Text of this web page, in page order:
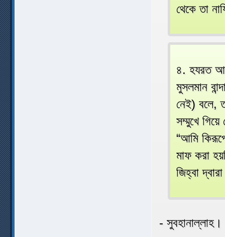
থেকে তা
৪. হযরত
মুসলমান
নেই) বলে,
সম্মুখে
“আমি
মাফ করা
জিহ্বা
- সুবহানাল্লাহ।